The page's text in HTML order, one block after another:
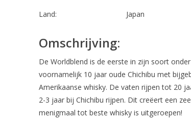
Land: Japan
Omschrijving:
De Worldblend is de eerste in zijn soort
voornamelijk 10 jaar oude Chichibu met
Amerikaanse whisky. De vaten rijpen tot 20
2-3 jaar bij Chichibu rijpen. Dit creëert een
menigmaal tot beste whisky is uitgeroepen!